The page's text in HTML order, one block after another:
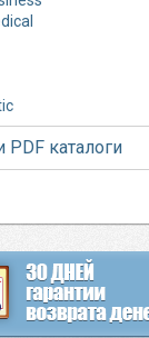
каталоги